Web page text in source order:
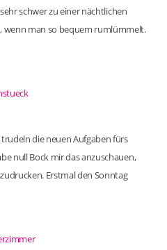
schwer zu einer nächtlichen
wenn man so bequem rumlümmelt.
die neuen Aufgaben fürs
null Bock mir das anzuschauen,
Erstmal den Sonntag